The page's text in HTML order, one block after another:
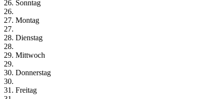
26. Sonntag
26.
27. Montag
27.
28. Dienstag
28.
29. Mittwoch
29.
30. Donnerstag
30.
31. Freitag